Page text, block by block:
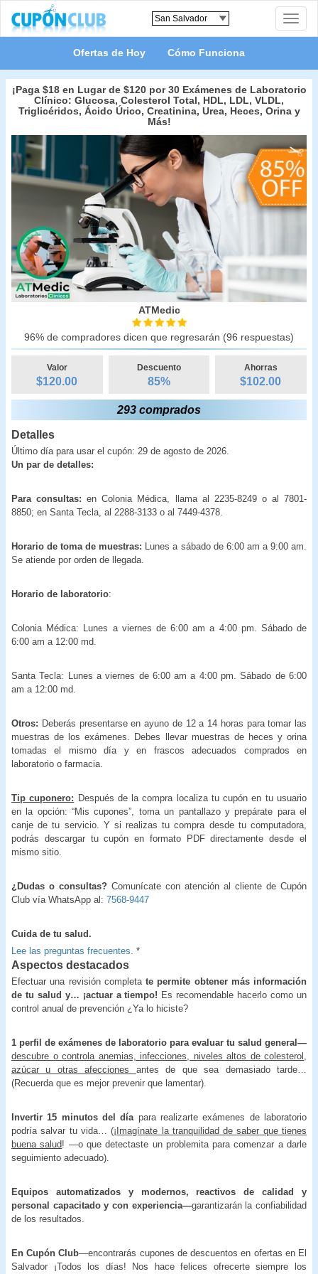
Toggle
Ofertas de Hoy Cómo Funciona
¡Paga $18 en Lugar de $120 por 30 Exámenes de Laboratorio
Clínico: Glucosa, Colesterol Total, HDL, LDL, VLDL,
Triglicéridos, Ácido Úrico, Creatinina, Urea, Heces, Orina y
Más!
ATMedic
96% de compradores dicen que regresarán (96 respuestas)
Valor
$120.00
Descuento
85%
Ahorras
$102.00
293 comprados
Detalles
Último día para usar el cupón: 29 de agosto de 2026.
Un par de detalles:
Para consultas:en Colonia Médica, llama al 2235-8249 o al 7801-
8850; en Santa Tecla, al 2288-3133 o al 7449-4378.
Horario de toma de muestras: Lunes a sábado de 6:00 am a 9:00 am.
Se atiende por orden de llegada.
Horario de laboratorio:
Colonia Médica: Lunes a viernes de 6:00 am a 4:00 pm. Sábado de
6:00 am a 12:00 md.
Santa Tecla: Lunes a viernes de 6:00 am a 4:00 pm. Sábado de 6:00
am a 12:00 md.
Otros: Deberás presentarse en ayuno de 12 a 14 horas para tomar las
muestras de los exámenes. Debes llevar muestras de heces y orina
tomadas el mismo día y en frascos adecuados comprados en
laboratorio o farmacia.
Tip cuponero: Después de la compra localiza tu cupón en tu usuario
en la opción: “Mis cupones”, toma un pantallazo y prepárate para el
canje de tu servicio. Y si realizas tu compra desde tu computadora,
podrás descargar tu cupón en formato PDF directamente desde el
mismo sitio.
¿Dudas o consultas? Comunícate con atención al cliente de Cupón
Club vía WhatsApp al: 7568-9447
Cuida de tu salud.
Lee las preguntas frecuentes. *
Aspectos destacados
Efectuar una revisión completate permite obtener más información
de tu salud y… ¡actuar a tiempo! Es recomendable hacerlo como un
control anual de prevención ¿Ya lo hiciste?
1 perfil de exámenes de laboratorio para evaluar tu salud general—
descubre o controla anemias, infecciones, niveles altos de colesterol,
azúcar u otras afecciones antes de que sea demasiado tarde…
(Recuerda que es mejor prevenir que lamentar).
Invertir 15 minutos del día para realizarte exámenes de laboratorio
podría salvar tu vida… (¡Imagínate la tranquilidad de saber que tienes
buena salud! —o que detectaste un problemita para comenzar a darle
seguimiento adecuado).
Equipos automatizados y modernos, reactivos de calidad y
personal capacitado y con experiencia—garantizarán la confiabilidad
de los resultados.
En Cupón Club—encontrarás cupones de descuentos en ofertas en El
Salvador ¡Todos los días! Nos hace felices ofrecerte siempre los